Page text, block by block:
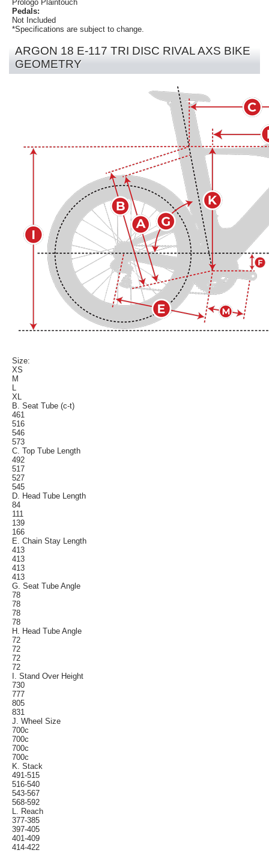
Prologo Plaintouch
Pedals:
Not Included
*Specifications are subject to change.
ARGON 18 E-117 TRI DISC RIVAL AXS BIKE
GEOMETRY
Size:
XS
M
L
XL
B. Seat Tube (c-t)
461
516
546
573
C. Top Tube Length
492
517
527
545
D. Head Tube Length
84
111
139
166
E. Chain Stay Length
413
413
413
413
G. Seat Tube Angle
78
78
78
78
H. Head Tube Angle
72
72
72
72
I. Stand Over Height
730
777
805
831
J. Wheel Size
700c
700c
700c
700c
K. Stack
491-515
516-540
543-567
568-592
L. Reach
377-385
397-405
401-409
414-422